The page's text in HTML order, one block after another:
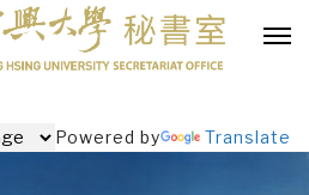
Powered by Translate